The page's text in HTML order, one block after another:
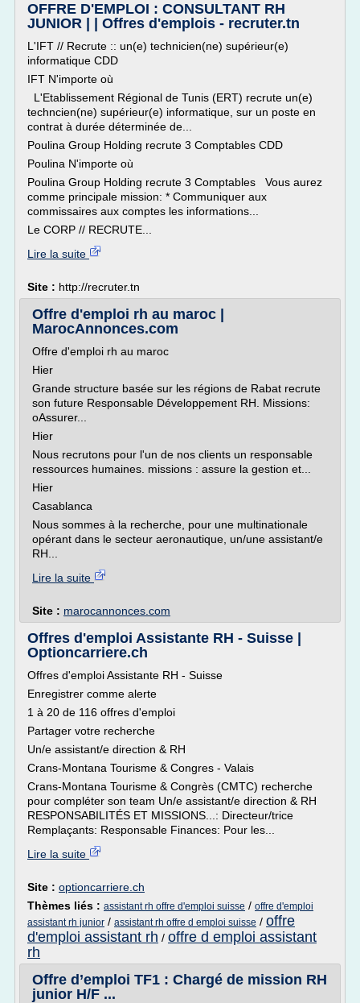
OFFRE D'EMPLOI : CONSULTANT RH
JUNIOR | | Offres d'emplois - recruter.tn
L'IFT // Recrute :: un(e) technicien(ne) supérieur(e)
informatique CDD
IFT N'importe où
L'Etablissement Régional de Tunis (ERT) recrute un(e)
techncien(ne) supérieur(e) informatique, sur un poste en
contrat à durée déterminée de...
Poulina Group Holding recrute 3 Comptables CDD
Poulina N'importe où
Poulina Group Holding recrute 3 Comptables Vous aurez
comme principale mission: * Communiquer aux
commissaires aux comptes les informations...
Le CORP // RECRUTE...
Lire la suite
Site : http://recruter.tn
Offre d'emploi rh au maroc |
MarocAnnonces.com
Offre d'emploi rh au maroc
Hier
Grande structure basée sur les régions de Rabat recrute
son future Responsable Développement RH. Missions:
oAssurer...
Hier
Nous recrutons pour l'un de nos clients un responsable
ressources humaines. missions : assure la gestion et...
Hier
Casablanca
Nous sommes à la recherche, pour une multinationale
opérant dans le secteur aeronautique, un/une assistant/e
RH...
Lire la suite
Site : marocannonces.com
Offres d'emploi Assistante RH - Suisse |
Optioncarriere.ch
Offres d'emploi Assistante RH - Suisse
Enregistrer comme alerte
1 à 20 de 116 offres d'emploi
Partager votre recherche
Un/e assistant/e direction & RH
Crans-Montana Tourisme & Congres - Valais
Crans-Montana Tourisme & Congrès (CMTC) recherche
pour compléter son team Un/e assistant/e direction & RH
RESPONSABILITÉS ET MISSIONS...: Directeur/trice
Remplaçants: Responsable Finances: Pour les...
Lire la suite
Site : optioncarriere.ch
Thèmes liés : assistant rh offre d'emploi suisse / offre d'emploi
assistant rh junior / assistant rh offre d emploi suisse / offre
d'emploi assistant rh / offre d emploi assistant
rh
Offre d’emploi TF1 : Chargé de mission RH
junior H/F ...